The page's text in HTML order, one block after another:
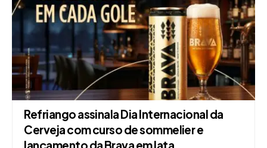
Refriango assinala Dia Internacional da
Cerveja com curso de sommelier e